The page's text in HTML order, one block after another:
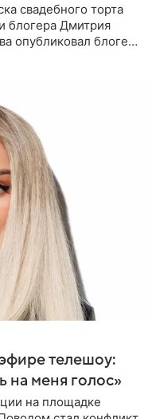
свадебного торта
блогера Дмитрия
опубликовал блогер
телешоу:
на меня голос»
на площадке